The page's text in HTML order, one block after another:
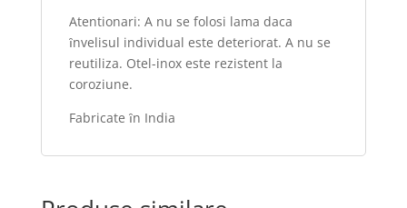
Atentionari: A nu se folosi lama daca
ȋnvelisul individual este deteriorat. A nu se
reutiliza. Otel-inox este rezistent la
coroziune.
Fabricate ȋn India